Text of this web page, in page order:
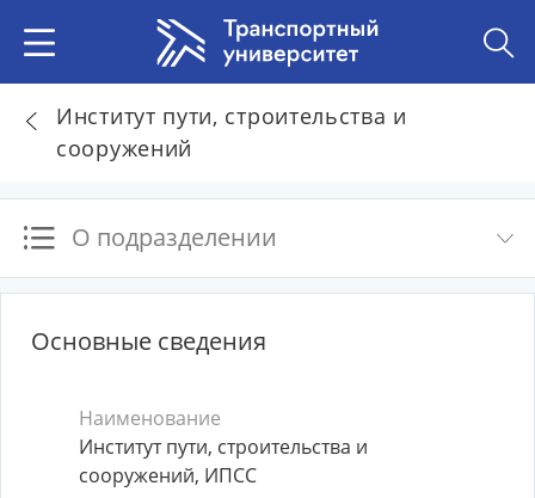
Институт пути, строительства и
сооружений
О подразделении
Основные сведения
Наименование
Институт пути, строительства и
сооружений, ИПСС